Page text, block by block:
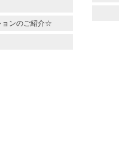
ョンのご紹介☆